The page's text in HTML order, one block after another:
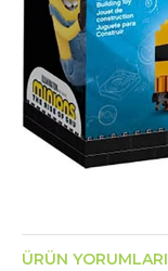
ÜRÜN YORUMLARI